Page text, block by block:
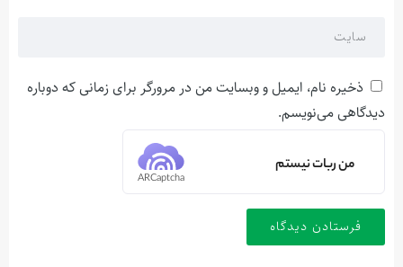
ذخیره نام، ایمیل و وبسایت من در مرورگر برای زمانی که دوباره
دیدگاهی می‌نویسم.
من ربات نیستم
ARCaptcha